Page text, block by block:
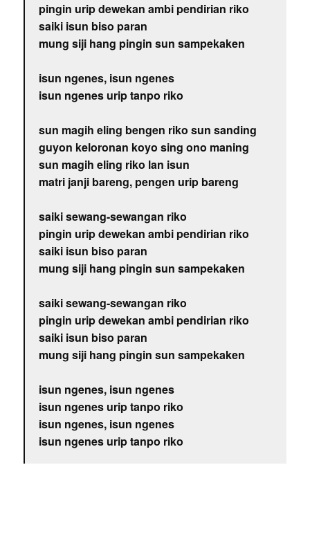
pingin urip dewekan ambi pendirian riko
saiki isun biso paran
mung siji hang pingin sun sampekaken
isun ngenes, isun ngenes
isun ngenes urip tanpo riko
sun magih eling bengen riko sun sanding
guyon keloronan koyo sing ono maning
sun magih eling riko lan isun
matri janji bareng, pengen urip bareng
saiki sewang-sewangan riko
pingin urip dewekan ambi pendirian riko
saiki isun biso paran
mung siji hang pingin sun sampekaken
saiki sewang-sewangan riko
pingin urip dewekan ambi pendirian riko
saiki isun biso paran
mung siji hang pingin sun sampekaken
isun ngenes, isun ngenes
isun ngenes urip tanpo riko
isun ngenes, isun ngenes
isun ngenes urip tanpo riko